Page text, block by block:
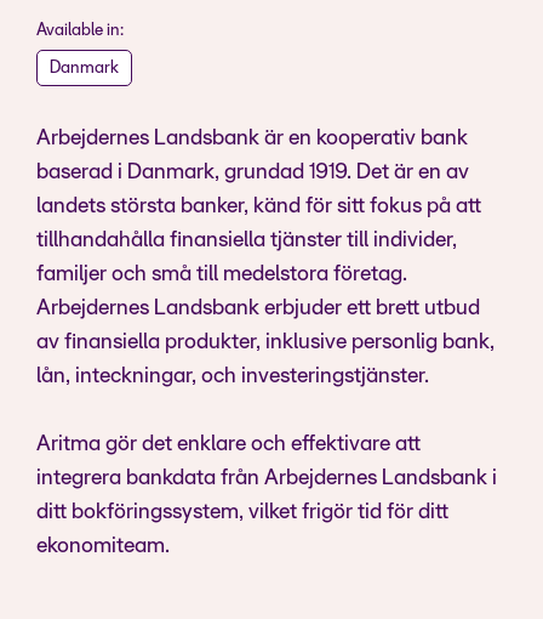
Available in:
Danmark
Arbejdernes Landsbank är en kooperativ bank
baserad i Danmark, grundad 1919. Det är en av
landets största banker, känd för sitt fokus på att
tillhandahålla finansiella tjänster till individer,
familjer och små till medelstora företag.
Arbejdernes Landsbank erbjuder ett brett utbud
av finansiella produkter, inklusive personlig bank,
lån, inteckningar, och investeringstjänster.
Aritma gör det enklare och effektivare att
integrera bankdata från Arbejdernes Landsbank i
ditt bokföringssystem, vilket frigör tid för ditt
ekonomiteam.